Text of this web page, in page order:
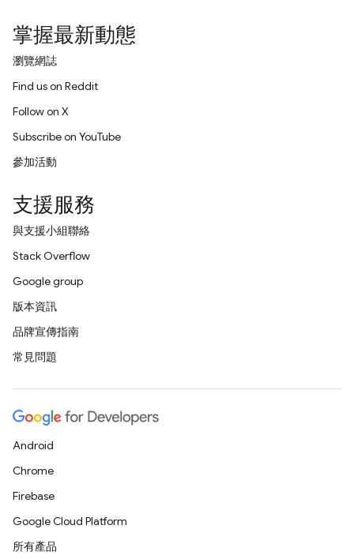
掌握最新動態
瀏覽網誌
Find us on Reddit
Follow on X
Subscribe on YouTube
參加活動
支援服務
與支援小組聯絡
Stack Overflow
Google group
版本資訊
品牌宣傳指南
常見問題
Android
Chrome
Firebase
Google Cloud Platform
所有產品